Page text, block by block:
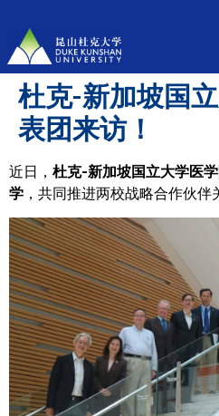
杜克-新加坡国
表团来访！
近日， 杜克-新加坡国立大学医
学 ，共同推进两校战略合作伙伴